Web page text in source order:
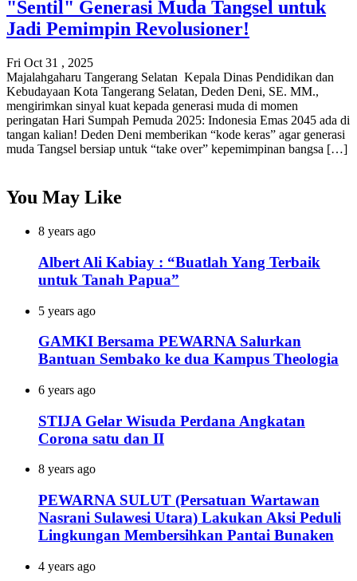
"Sentil" Generasi Muda Tangsel untuk
Jadi Pemimpin Revolusioner!
Fri Oct 31 , 2025
Majalahgaharu Tangerang Selatan Kepala Dinas Pendidikan dan
Kebudayaan Kota Tangerang Selatan, Deden Deni, SE. MM.,
mengirimkan sinyal kuat kepada generasi muda di momen
peringatan Hari Sumpah Pemuda 2025: Indonesia Emas 2045 ada di
tangan kalian! Deden Deni memberikan “kode keras” agar generasi
muda Tangsel bersiap untuk “take over” kepemimpinan bangsa […]
You May Like
8 years ago
Albert Ali Kabiay : “Buatlah Yang Terbaik
untuk Tanah Papua”
5 years ago
GAMKI Bersama PEWARNA Salurkan
Bantuan Sembako ke dua Kampus Theologia
6 years ago
STIJA Gelar Wisuda Perdana Angkatan
Corona satu dan II
8 years ago
PEWARNA SULUT (Persatuan Wartawan
Nasrani Sulawesi Utara) Lakukan Aksi Peduli
Lingkungan Membersihkan Pantai Bunaken
4 years ago